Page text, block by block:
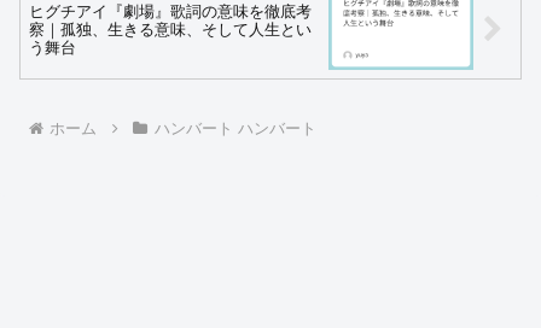
ヒグチアイ『劇場』歌詞の意味を徹底考
察｜孤独、生きる意味、そして人生とい
う舞台
ホーム ハンバート ハンバート